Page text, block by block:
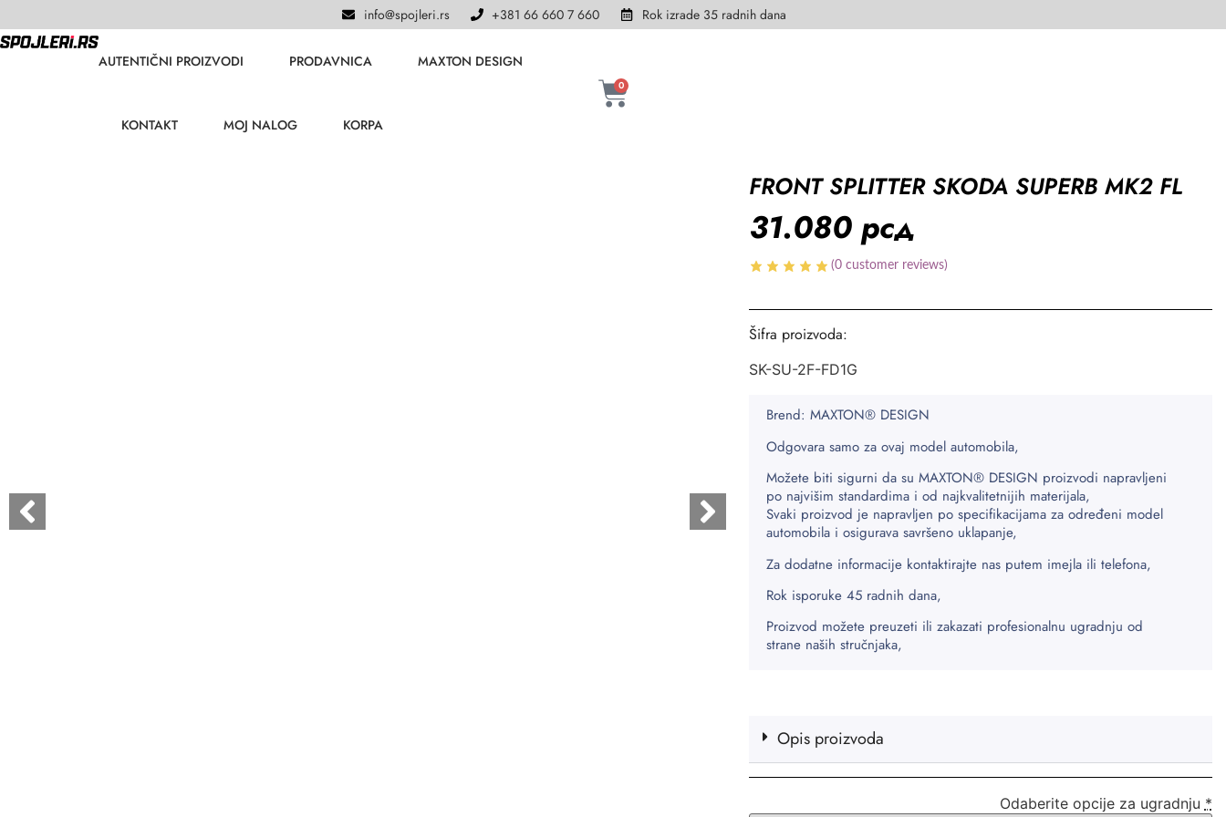
info@spojleri.rs +381 66 660 7 660 Rok izrade 35 radnih dana
AUTENTIČNI PROIZVODI PRODAVNICA MAXTON DESIGN
KONTAKT MOJ NALOG KORPA
0
FRONT SPLITTER SKODA SUPERB MK2 FL
31.080рсд
(0 customer reviews)
Šifra proizvoda:
SK-SU-2F-FD1G
Brend: MAXTON® DESIGN
Odgovara samo za ovaj model automobila,
Možete biti sigurni da su MAXTON® DESIGN proizvodi napravljeni
po najvišim standardima i od najkvalitetnijih materijala,
Svaki proizvod je napravljen po specifikacijama za određeni model
automobila i osigurava savršeno uklapanje,
Za dodatne informacije kontaktirajte nas putem imejla ili telefona,
Rok isporuke 45 radnih dana,
Proizvod možete preuzeti ili zakazati profesionalnu ugradnju od
strane naših stručnjaka,
Opis proizvoda
Odaberite opcije za ugradnju *